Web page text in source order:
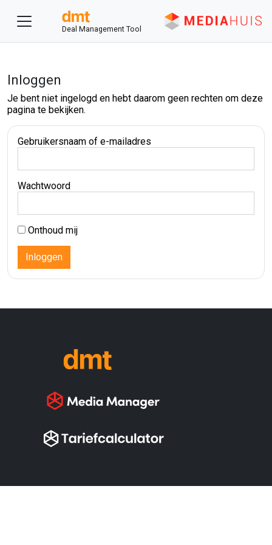
Deal Management Tool
Inloggen
Je bent niet ingelogd en hebt daarom geen rechten om deze
pagina te bekijken.
Gebruikersnaam of e-mailadres
Wachtwoord
Onthoud mij